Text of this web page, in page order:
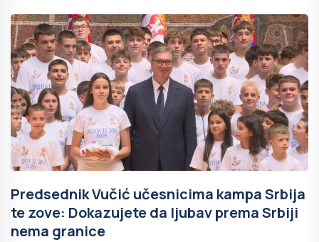
Predsednik Vučić učesnicima kampa Srbija
te zove: Dokazujete da ljubav prema Srbiji
nema granice